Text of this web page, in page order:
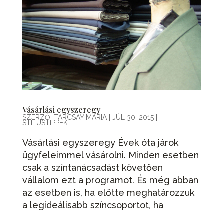
Vásárlási egyszeregy
SZERZŐ: TARCSAY MÁRIA| JÚL 30, 2015|
STÍLUSTIPPEK
Vásárlási egyszeregy Évek óta járok
ügyfeleimmel vásárolni. Minden esetben
csak a színtanácsadást követően
vállalom ezt a programot. És még abban
az esetben is, ha előtte meghatározzuk
a legideálisabb színcsoportot, ha